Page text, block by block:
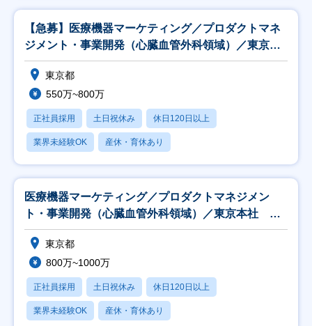
【急募】医療機器マーケティング／プロダクトマネ
ジメント・事業開発（心臓血管外科領域）／東京本
社
東京都
550万~800万
正社員採用 土日祝休み 休日120日以上
業界未経験OK 産休・育休あり
医療機器マーケティング／プロダクトマネジメン
ト・事業開発（心臓血管外科領域）／東京本社 ※
経験者採用
東京都
800万~1000万
正社員採用 土日祝休み 休日120日以上
業界未経験OK 産休・育休あり